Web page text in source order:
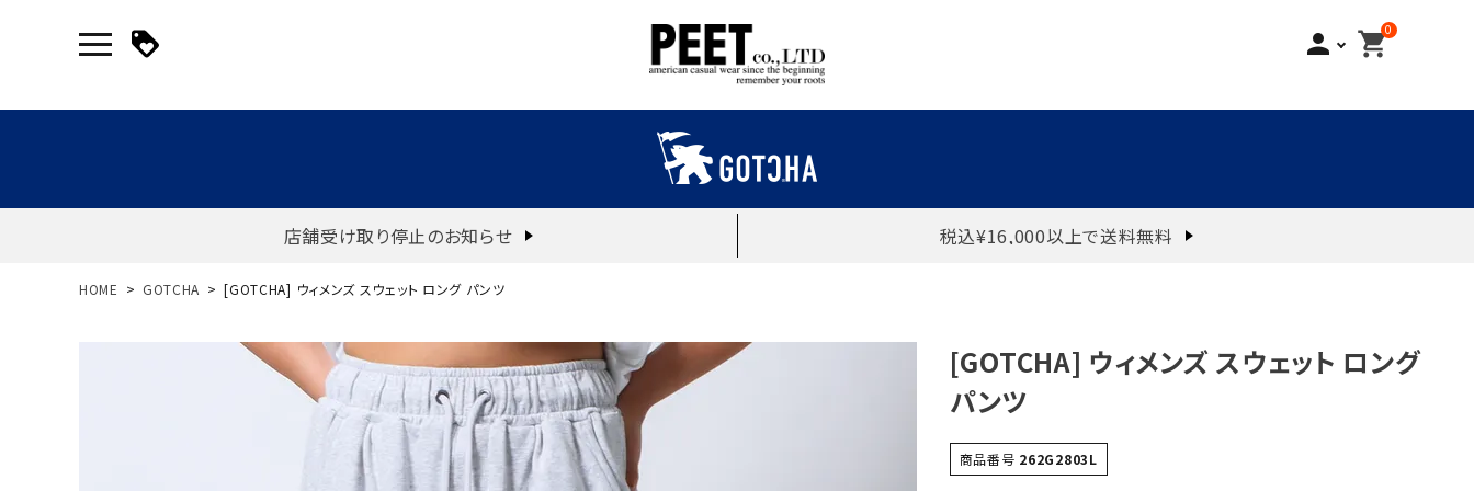
person 0
shopping_cart
店舗受け取り停止のお知らせ 税込¥16,000以上で送料無料
新規会員登録｜ログイン
HOME GOTCHA [GOTCHA] ウィメンズ スウェット ロング パンツ
[GOTCHA] ウィメンズ スウェット ロング
パンツ
商品番号 262G2803L